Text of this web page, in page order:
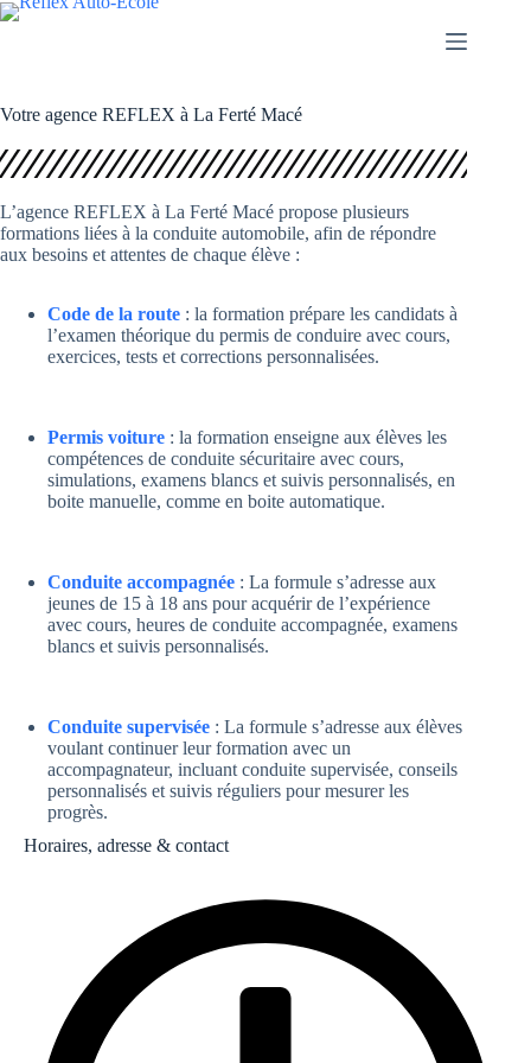
Passer
Votre agence REFLEX à La Ferté Macé
L’agence REFLEX à La Ferté Macé propose plusieurs
formations liées à la conduite automobile, afin de répondre
aux besoins et attentes de chaque élève :
Code de la route : la formation prépare les candidats à
l’examen théorique du permis de conduire avec cours,
exercices, tests et corrections personnalisées.
Permis voiture : la formation enseigne aux élèves les
compétences de conduite sécuritaire avec cours,
simulations, examens blancs et suivis personnalisés, en
boite manuelle, comme en boite automatique.
Conduite accompagnée : La formule s’adresse aux
jeunes de 15 à 18 ans pour acquérir de l’expérience
avec cours, heures de conduite accompagnée, examens
blancs et suivis personnalisés.
Conduite supervisée : La formule s’adresse aux élèves
voulant continuer leur formation avec un
accompagnateur, incluant conduite supervisée, conseils
personnalisés et suivis réguliers pour mesurer les
progrès.
Horaires, adresse & contact